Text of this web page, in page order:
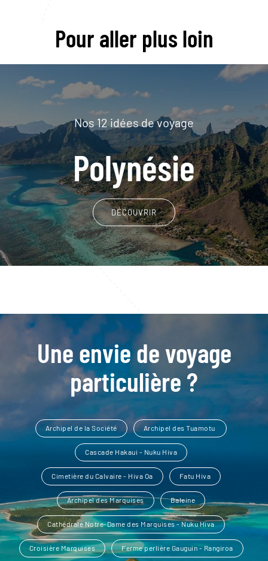
Pour aller plus loin
Nos 12 idées de voyage
Polynésie
DÉCOUVRIR
Une envie de voyage
particulière ?
Archipel de la Société Archipel des Tuamotu
Cascade Hakaui - Nuku Hiva
Cimetière du Calvaire - Hiva Oa Fatu Hiva
Archipel des Marquises Baleine
Cathédrale Notre-Dame des Marquises - Nuku Hiva
Croisière Marquises Ferme perlière Gauguin - Rangiroa